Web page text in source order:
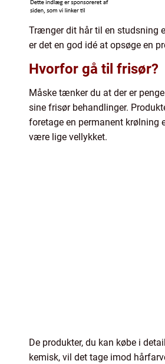
Trænger dit hår til en studsning
er det en god idé at opsøge en
Hvorfor gå til frisør?
Måske tænker du at der er
sine frisør behandlinger.
foretage en permanent krølning
være lige vellykket.
De produkter, du kan købe i
kemisk, vil det tage imod